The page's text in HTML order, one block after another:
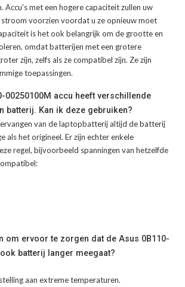
met een hogere capaciteit zullen uw
voorzien voordat u ze opnieuw moet
is het ook belangrijk om de grootte en
omdat batterijen met een grotere
zijn, zelfs als ze compatibel zijn. Ze zijn
toepassingen.
00250100M accu heeft verschillende
batterij. Kan ik deze gebruiken?
van de laptopbatterij altijd de batterij
als het origineel. Er zijn echter enkele
regel, bijvoorbeeld spanningen van hetzelfde
om ervoor te zorgen dat de Asus 0B110-
batterij langer meegaat?
aan extreme temperaturen.